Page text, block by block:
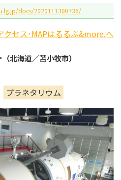
docs/2020111300736/
クセス･MAPはるるぶ&more.へ
（北海道／苫小牧市）
プラネタリウム